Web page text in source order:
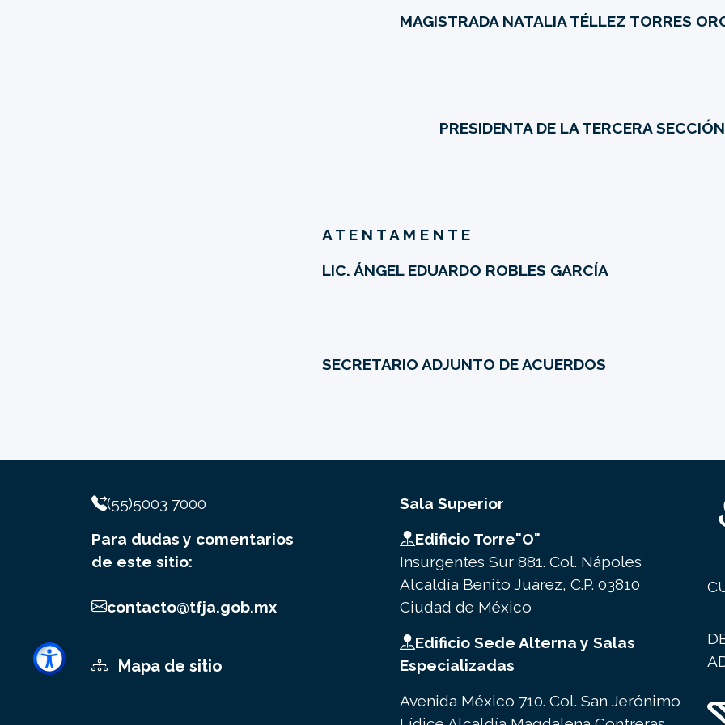
MAGISTRADA NATALIA TÉLLEZ TORRES
PRESIDENTA DE LA TERCERA SECCIÓN
A T E N T A M E N T E
LIC. ÁNGEL EDUARDO ROBLES GARCÍA
SECRETARIO ADJUNTO DE ACUERDOS
(55)5003 7000
Para dudas y comentarios
de este sitio:
contacto@tfja.gob.mx
Mapa de sitio
Sala Superior
Edificio Torre"O"
Insurgentes Sur 881. Col. Nápoles
Alcaldía Benito Juárez, C.P. 03810
Ciudad de México
Edificio Sede Alterna y Salas
Especializadas
Avenida México 710. Col. San Jerónimo